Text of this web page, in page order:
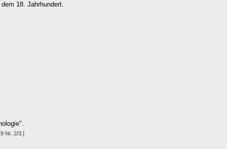
18. Jahrhundert.
Nr. 2/3.]